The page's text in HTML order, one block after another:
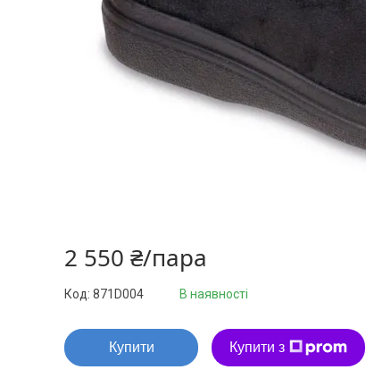
2 550 ₴/пара
В наявності
Код: 871D004
Купити Купити з